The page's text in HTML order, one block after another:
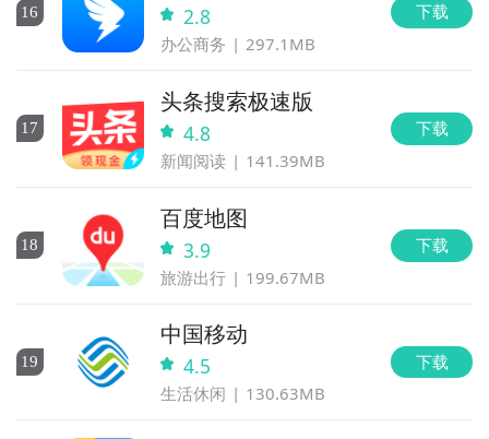
16 2.8
办公商务 297.1MB
下载
17
头条搜索极速版
4.8
新闻阅读 141.39MB
下载
18
百度地图
3.9
旅游出行 199.67MB
下载
19
中国移动
4.5
生活休闲 130.63MB
下载